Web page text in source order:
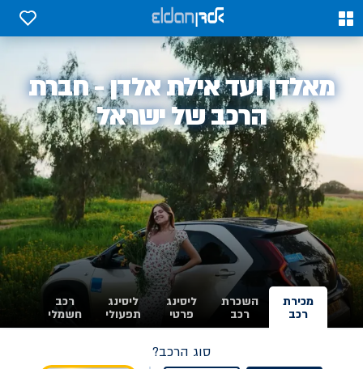
0
0
אלדן
מאלדן ועד אילת אלדן - חברת
הרכב של ישראל
מכירת
רכב
השכרת
רכב
ליסינג
פרטי
ליסינג
תפעולי
רכב
חשמלי
סוג הרכב?